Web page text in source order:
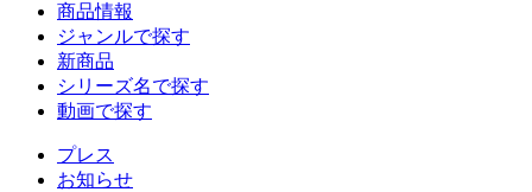
商品情報
ジャンルで探す
新商品
シリーズ名で探す
動画で探す
プレス
お知らせ